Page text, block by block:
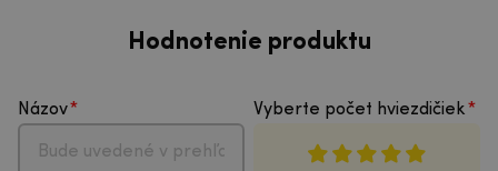
Hodnotenie produktu
Názov Vyberte počet hviezdičiek